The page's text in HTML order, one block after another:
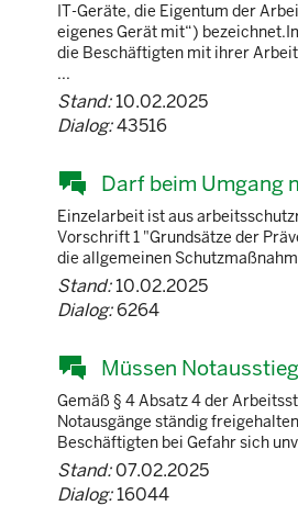
IT-Geräte, die Eigentum der
eigenes Gerät mit“)
die Beschäftigten mit ihrer
...
Stand:10.02.2025
Dialog:43516
Darf beim Umgang
Einzelarbeit ist aus
Vorschrift 1 "Grundsätze der
die allgemeinen
Stand:10.02.2025
Dialog:6264
Müssen
Gemäß § 4 Absatz 4 der
Notausgänge ständig
Beschäftigten bei Gefahr sich
Stand:07.02.2025
Dialog:16044